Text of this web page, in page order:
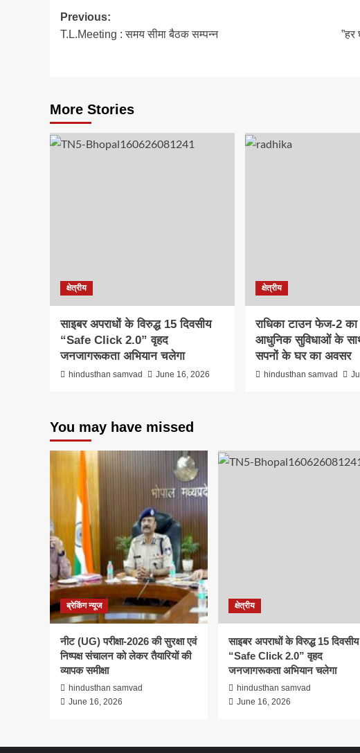
Post
navigation
Previous:
T.L.Meeting : समय सीमा बैठक सम्पन्न
”हर
More Stories
क्षेत्रीय
साइबर अपराधों के विरुद्ध 15 दिवसीय
“Safe Click 2.0” वृहद
जनजागरूकता अभियान चलेगा
hindusthan samvad June 16, 2026
क्षेत्रीय
राधिका टाउन फेज-2 का
आधुनिक सुविधाओं के
सपनों के घर का अवसर
hindusthan samvad
You may have missed
ब्रेकिंग न्यूज
नीट (UG) परीक्षा-2026 की सुरक्षा एवं
निष्पक्ष संचालन को लेकर तैयारियों की
व्यापक समीक्षा
hindusthan samvad
June 16, 2026
क्षेत्रीय
साइबर अपराधों के विरुद्ध 15 दिवसीय
“Safe Click 2.0” वृहद
जनजागरूकता अभियान चलेगा
hindusthan samvad
June 16, 2026